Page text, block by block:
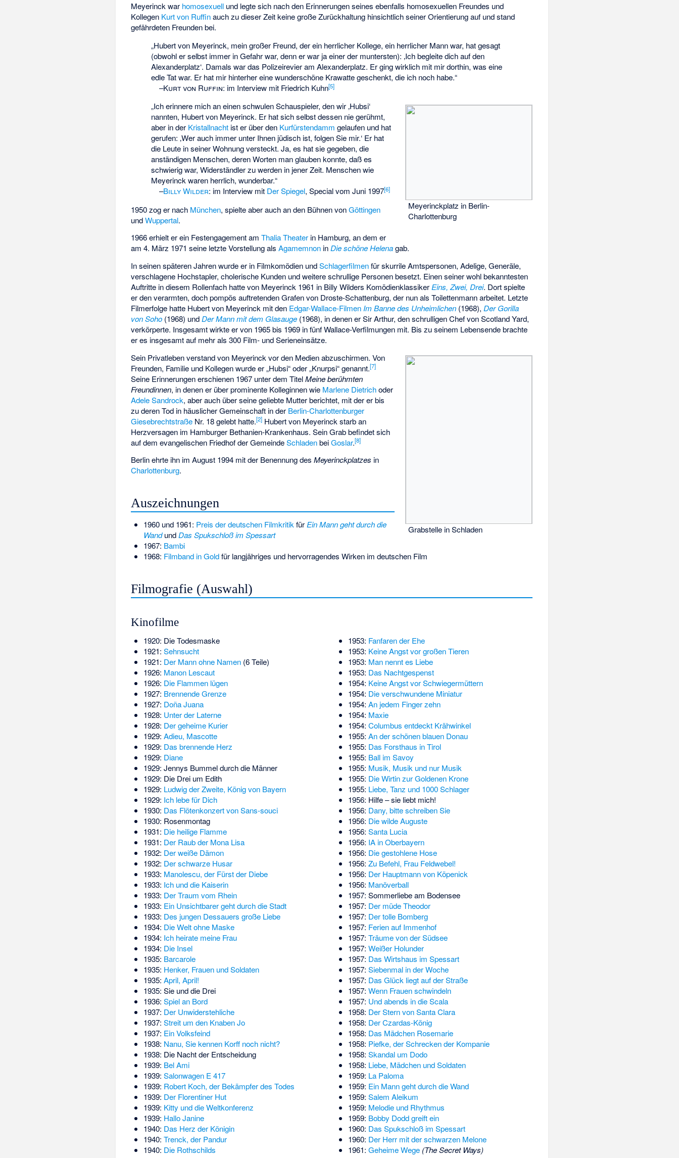
Meyerinck war homosexuell und legte sich nach den Erinnerungen seines ebenfalls homosexuellen Freundes und
Kollegen Kurt von Ruffinauch zu dieser Zeit keine große Zurückhaltung hinsichtlich seiner Orientierung auf und stand
gefährdeten Freunden bei.
„Hubert von Meyerinck, mein großer Freund, der ein herrlicher Kollege, ein herrlicher Mann war, hat gesagt
(obwohl er selbst immer in Gefahr war, denn er war ja einer der muntersten): ‚Ich begleite dich auf den
Alexanderplatz‘. Damals war das Polizeirevier am Alexanderplatz. Er ging wirklich mit mir dorthin, was eine
edle Tat war. Er hat mir hinterher eine wunderschöne Krawatte geschenkt, die ich noch habe.“
–Kurt von Ruffin: im Interview mit Friedrich Kuhn[5]
Meyerinckplatz in Berlin-
Charlottenburg
„Ich erinnere mich an einen schwulen Schauspieler, den wir ‚Hubsi‘
nannten, Hubert von Meyerinck. Er hat sich selbst dessen nie gerühmt,
aber in der Kristallnacht ist er über den Kurfürstendamm gelaufen und hat
gerufen: ‚Wer auch immer unter Ihnen jüdisch ist, folgen Sie mir.‘ Er hat
die Leute in seiner Wohnung versteckt. Ja, es hat sie gegeben, die
anständigen Menschen, deren Worten man glauben konnte, daß es
schwierig war, Widerständler zu werden in jener Zeit. Menschen wie
Meyerinck waren herrlich, wunderbar.“
–Billy Wilder: im Interview mit Der Spiegel, Special vom Juni 1997[6]
1950 zog er nach München, spielte aber auch an den Bühnen vonGöttingen
undWuppertal.
1966 erhielt er ein Festengagement amThalia Theater in Hamburg, an dem er
am 4. März 1971 seine letzte Vorstellung alsAgamemnon inDie schöne Helenagab.
In seinen späteren Jahren wurde er in Filmkomödien undSchlagerfilmenfür skurrile Amtspersonen, Adelige, Generäle,
verschlagene Hochstapler, cholerische Kunden und weitere schrullige Personen besetzt. Einen seiner wohl bekanntesten
Auftritte in diesem Rollenfach hatte von Meyerinck 1961 in Billy Wilders Komödienklassiker Eins, Zwei, Drei. Dort spielte
er den verarmten, doch pompös auftretenden Grafen von Droste-Schattenburg, der nun als Toilettenmann arbeitet. Letzte
Filmerfolge hatte Hubert von Meyerinck mit den Edgar-Wallace-Filmen Im Banne des Unheimlichen (1968),Der Gorilla
von Soho (1968) undDer Mann mit dem Glasauge (1968), in denen er Sir Arthur, den schrulligen Chef von Scotland Yard,
verkörperte. Insgesamt wirkte er von 1965 bis 1969 in fünf Wallace-Verfilmungen mit. Bis zu seinem Lebensende brachte
er es insgesamt auf mehr als 300 Film- und Serieneinsätze.
Grabstelle in Schladen
Sein Privatleben verstand von Meyerinck vor den Medien abzuschirmen. Von
Freunden, Familie und Kollegen wurde er „Hubsi“ oder „Knurpsi“ genannt.[7]
Seine Erinnerungen erschienen 1967 unter dem TitelMeine berühmten
Freundinnen, in denen er über prominente Kolleginnen wie Marlene Dietrichoder
Adele Sandrock, aber auch über seine geliebte Mutter berichtet, mit der er bis
zu deren Tod in häuslicher Gemeinschaft in der Berlin-Charlottenburger
Giesebrechtstraße Nr. 18 gelebt hatte.[2] Hubert von Meyerinck starb an
Herzversagen im Hamburger Bethanien-Krankenhaus. Sein Grab befindet sich
auf dem evangelischen Friedhof der GemeindeSchladenbeiGoslar.[8]
Berlin ehrte ihn im August 1994 mit der Benennung desMeyerinckplatzes in
Charlottenburg.
Auszeichnungen
1960 und 1961: Preis der deutschen Filmkritik für Ein Mann geht durch die
WandundDas Spukschloß im Spessart
1967: Bambi
1968: Filmband in Goldfür langjähriges und hervorragendes Wirken im deutschen Film
Filmografie (Auswahl)
Kinofilme
1920: Die Todesmaske
1921: Sehnsucht
1921: Der Mann ohne Namen(6 Teile)
1926: Manon Lescaut
1926: Die Flammen lügen
1927: Brennende Grenze
1927: Doña Juana
1928: Unter der Laterne
1928: Der geheime Kurier
1929: Adieu, Mascotte
1929: Das brennende Herz
1929: Diane
1929: Jennys Bummel durch die Männer
1929: Die Drei um Edith
1929: Ludwig der Zweite, König von Bayern
1929: Ich lebe für Dich
1930: Das Flötenkonzert von Sans-souci
1930: Rosenmontag
1931: Die heilige Flamme
1931: Der Raub der Mona Lisa
1932: Der weiße Dämon
1932: Der schwarze Husar
1933: Manolescu, der Fürst der Diebe
1933: Ich und die Kaiserin
1933: Der Traum vom Rhein
1933: Ein Unsichtbarer geht durch die Stadt
1933: Des jungen Dessauers große Liebe
1934: Die Welt ohne Maske
1934: Ich heirate meine Frau
1934: Die Insel
1935: Barcarole
1935: Henker, Frauen und Soldaten
1935: April, April!
1935: Sie und die Drei
1936: Spiel an Bord
1937: Der Unwiderstehliche
1937: Streit um den Knaben Jo
1937: Ein Volksfeind
1938: Nanu, Sie kennen Korff noch nicht?
1938: Die Nacht der Entscheidung
1939: Bel Ami
1939: Salonwagen E 417
1939: Robert Koch, der Bekämpfer des Todes
1939: Der Florentiner Hut
1939: Kitty und die Weltkonferenz
1939: Hallo Janine
1940: Das Herz der Königin
1940: Trenck, der Pandur
1940: Die Rothschilds
1953: Fanfaren der Ehe
1953: Keine Angst vor großen Tieren
1953: Man nennt es Liebe
1953: Das Nachtgespenst
1954: Keine Angst vor Schwiegermüttern
1954: Die verschwundene Miniatur
1954: An jedem Finger zehn
1954: Maxie
1954: Columbus entdeckt Krähwinkel
1955: An der schönen blauen Donau
1955: Das Forsthaus in Tirol
1955: Ball im Savoy
1955: Musik, Musik und nur Musik
1955: Die Wirtin zur Goldenen Krone
1955: Liebe, Tanz und 1000 Schlager
1956: Hilfe – sie liebt mich!
1956: Dany, bitte schreiben Sie
1956: Die wilde Auguste
1956: Santa Lucia
1956: IA in Oberbayern
1956: Die gestohlene Hose
1956: Zu Befehl, Frau Feldwebel!
1956: Der Hauptmann von Köpenick
1956: Manöverball
1957: Sommerliebe am Bodensee
1957: Der müde Theodor
1957: Der tolle Bomberg
1957: Ferien auf Immenhof
1957: Träume von der Südsee
1957: Weißer Holunder
1957: Das Wirtshaus im Spessart
1957: Siebenmal in der Woche
1957: Das Glück liegt auf der Straße
1957: Wenn Frauen schwindeln
1957: Und abends in die Scala
1958: Der Stern von Santa Clara
1958: Der Czardas-König
1958: Das Mädchen Rosemarie
1958: Piefke, der Schrecken der Kompanie
1958: Skandal um Dodo
1958: Liebe, Mädchen und Soldaten
1959: La Paloma
1959: Ein Mann geht durch die Wand
1959: Salem Aleikum
1959: Melodie und Rhythmus
1959: Bobby Dodd greift ein
1960: Das Spukschloß im Spessart
1960: Der Herr mit der schwarzen Melone
1961: Geheime Wege (The Secret Ways)